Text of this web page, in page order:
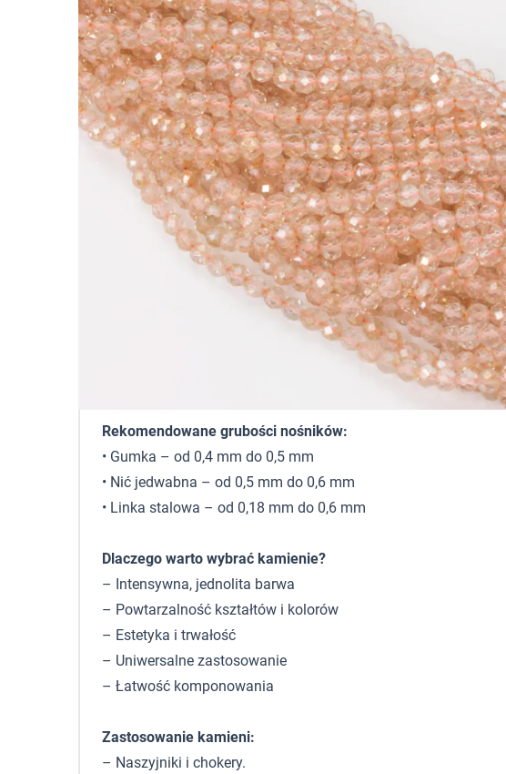
Cyrkonia beżowa kulka fasetowana 4mm
Kamienie to jedne z najbardziej cenionych dodatków w
nabiera indywidualnego charakteru.
Cyrkonia beżowa wyróżnia się tym, że mocny blask i
eleganckich kolczykach, naszyjnikach i bransoletkach
Charakterystyka:
Cyrkonia beżowa
pomarańczowy
fasetowane wykończenie, mocny blask
Rekomendowane grubości nośników:
• Gumka – od 0,4 mm do 0,5 mm
• Nić jedwabna – od 0,5 mm do 0,6 mm
• Linka stalowa – od 0,18 mm do 0,6 mm
Dlaczego warto wybrać kamienie?
– Intensywna, jednolita barwa
– Powtarzalność kształtów i kolorów
– Estetyka i trwałość
– Uniwersalne zastosowanie
– Łatwość komponowania
Zastosowanie kamieni:
– Naszyjniki i chokery.